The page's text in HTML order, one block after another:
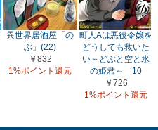
異世界居酒屋「の
ぶ」(22)
￥832
1%ポイント還元
町人Aは悪役令嬢を
どうしても救いた
い～どぶと空と氷
の姫君～ 10
￥726
1%ポイント還元